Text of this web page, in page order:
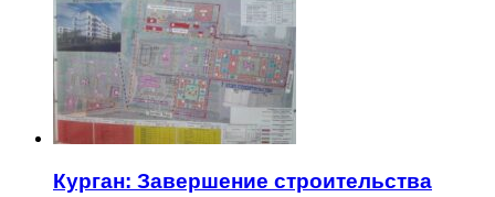
Курган: Завершение строительства